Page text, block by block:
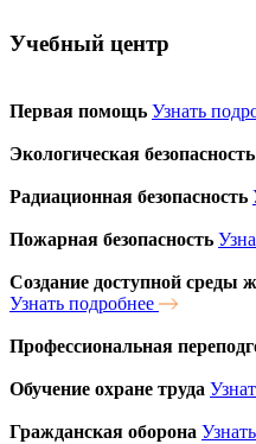
Учебный центр
Первая помощь Узнать
Экологическая безопасность
Радиационная безопасность
Пожарная безопасность
Создание доступной среды
Узнать подробнее
Профессиональная
Обучение охране труда
Гражданская оборона